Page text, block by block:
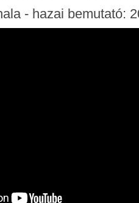
- hazai bemutató: